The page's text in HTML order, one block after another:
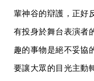
輩神谷的辯護，正好
有投身於舞台表演者
趣的事物是絕不妥協
要讓大眾的目光主動